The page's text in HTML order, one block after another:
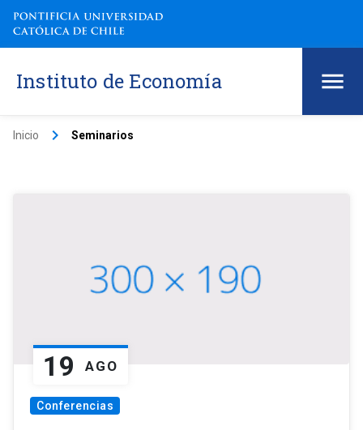
Instituto de Economía
Inicio keyboard_arrow_right Seminarios
19 AGO
Conferencias